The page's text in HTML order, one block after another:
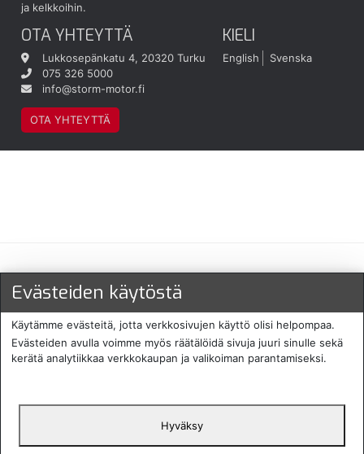
ja kelkkoihin.
OTA YHTEYTTÄ
Lukkosepänkatu 4, 20320 Turku
075 326 5000
info@storm-motor.fi
OTA YHTEYTTÄ
KIELI
English Svenska
Maksu- ja toimitustavat
Protecomp Copyright 2024. All rights
English
Evästeiden käytöstä
Käytämme evästeitä, jotta verkkosivujen käyttö olisi helpompaa.
Evästeiden avulla voimme myös räätälöidä sivuja juuri sinulle sekä
kerätä analytiikkaa verkkokaupan ja valikoiman parantamiseksi.
Hyväksy